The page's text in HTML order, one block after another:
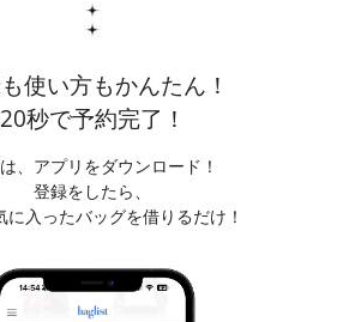
使い方もかんたん！
20秒で予約完了！
、アプリをダウンロード！
登録をしたら、
に入ったバッグを借りるだけ！